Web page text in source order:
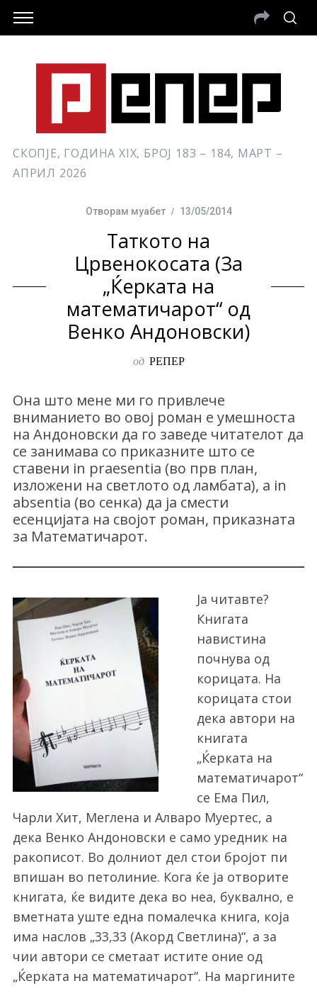
СКОПЈЕ, ГОДИНА XIX, БРОЈ 183 – 184, МАРТ –
АПРИЛ 2026
Отворам муабет 13/05/2014
Таткото на
Црвенокосата (За
„Ќерката на
математичарот“ од
Венко Андоновски)
од РЕПЕР
Она што мене ми го привлече
вниманието во овој роман е умешноста
на Андоновски да го заведе читателот да
се занимава со приказните што се
ставени in praesentia (во прв план,
изложени на светлото од ламбата), а in
absentia (во сенка) да ја смести
есенцијата на својот роман, приказната
за Математичарот.
Ја читавте?
Книгата
навистина
почнува од
корицата. На
корицата стои
дека автори на
книгата
„Ќерката на
математичарот“
се Ема Пил,
Чарли Хит, Меглена и Алваро Муертес, а
дека Венко Андоновски е само уредник на
ракописот. Во долниот дел стои бројот пи
впишан во петолиние. Кога ќе ја отворите
книгата, ќе видите дека во неа, буквално, е
вметната уште една помалечка книга, која
има наслов „33,33 (Акорд Светлина)“, а за
чии автори се сметаат истите оние од
„Ќерката на математичарот“. На маргините